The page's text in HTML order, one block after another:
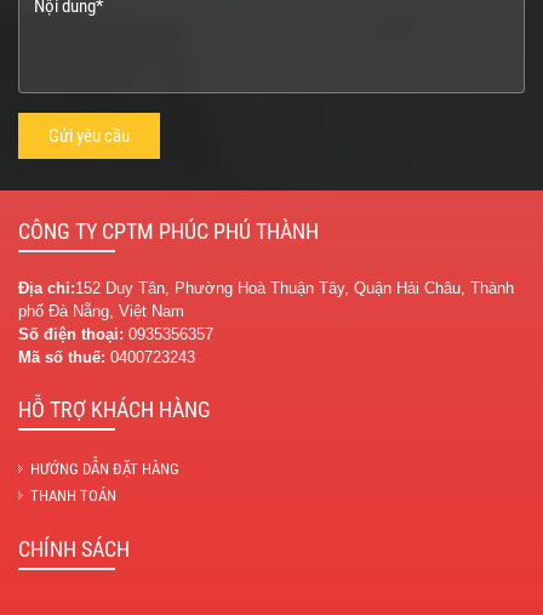
CÔNG TY CPTM PHÚC PHÚ THÀNH
Địa chỉ:152 Duy Tân, Phường Hoà Thuận Tây, Quận Hải Châu, Thành
phố Đà Nẵng, Việt Nam
Số điện thoại: 0935356357
Mã số thuế: 0400723243
HỖ TRỢ KHÁCH HÀNG
HƯỚNG DẪN ĐẶT HÀNG
THANH TOÁN
CHÍNH SÁCH